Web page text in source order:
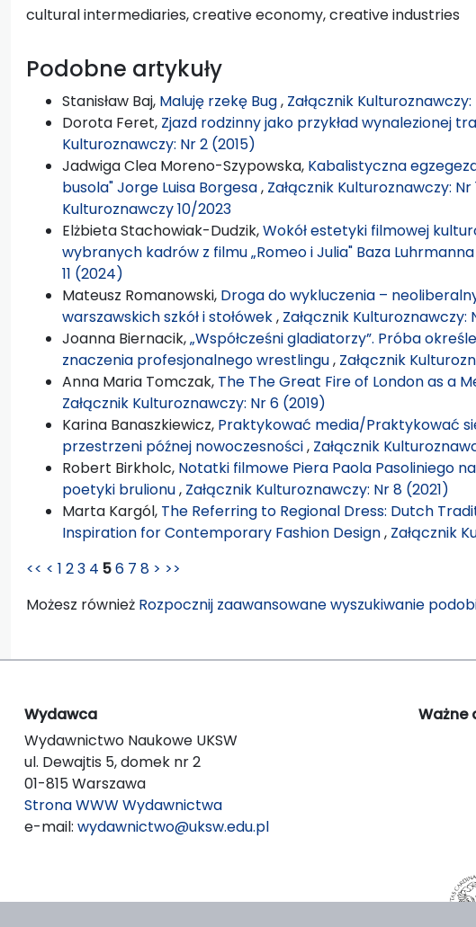
cultural intermediaries, creative economy, creative industries
Podobne artykuły
Stanisław Baj, Maluję rzekę Bug, Załącznik
Dorota Feret, Zjazd rodzinny jako przykład wynalezionej
Kulturoznawczy: Nr 2 (2015)
Jadwiga Clea Moreno-Szypowska, Kabalistyczna
busola" Jorge Luisa Borgesa, Załącznik Kulturoznawczy: Nr
Kulturoznawczy 10/2023
Elżbieta Stachowiak-Dudzik,Wokół estetyki filmowej
wybranych kadrów z filmu „Romeo i Julia" Baza Luhrmanna
11 (2024)
Mateusz Romanowski, Droga do wykluczenia –
warszawskich szkół i stołówek, Załącznik Kulturoznawczy:
Joanna Biernacik,„Współcześni gladiatorzy”. Próba
znaczenia profesjonalnego wrestlingu, Załącznik
Anna Maria Tomczak, The The Great Fire of London as a
Załącznik Kulturoznawczy: Nr 6 (2019)
Karina Banaszkiewicz, Praktykować media/Praktykować
przestrzeni późnej nowoczesności, Załącznik
Robert Birkholc, Notatki filmowe Piera Paola Pasoliniego
poetyki brulionu, Załącznik Kulturoznawczy: Nr 8 (2021)
Marta Kargól, The Referring to Regional Dress: Dutch
Inspiration for Contemporary Fashion Design, Załącznik
<< < 1 23 4 56 7 8 > >>
Możesz również Rozpocznij zaawansowane wyszukiwanie
Wydawca
Wydawnictwo Naukowe UKSW
ul. Dewajtis 5, domek nr 2
01-815 Warszawa
Strona WWW Wydawnictwa
e-mail: wydawnictwo@uksw.edu.pl
Ważne